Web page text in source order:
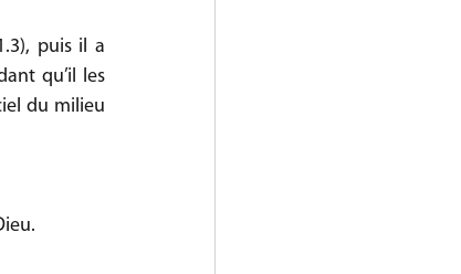
puis il a
qu’il les
du milieu